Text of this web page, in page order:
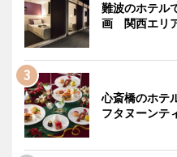
難波のホテル
画 関西エリ
心斎橋のホテ
フタヌーンテ